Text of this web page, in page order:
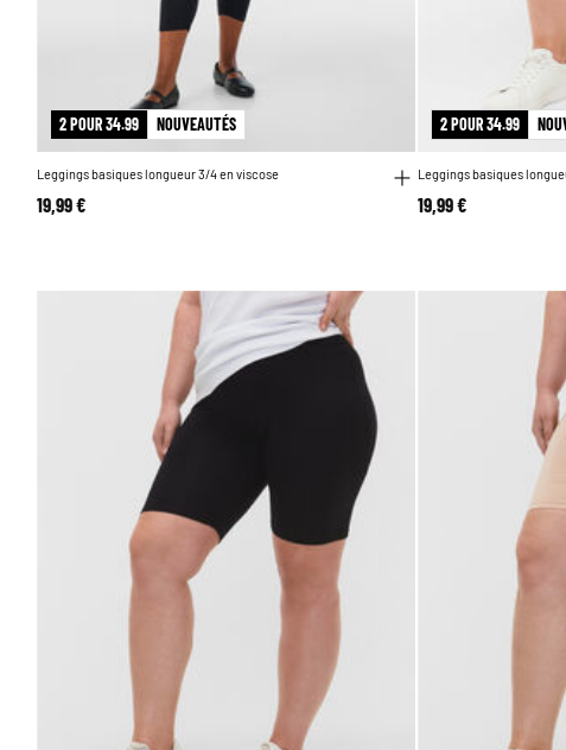
2 POUR 34.99 NOUVEAUTÉS
Leggings basiques longueur 3/4 en viscose
19,99 €
2 POUR 34.99
Leggings basiques
19,99 €